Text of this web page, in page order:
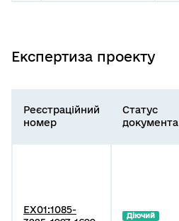
Експертиза проекту
Реєстраційний
номер
Статус
документа
EX01:1085-
Діючий